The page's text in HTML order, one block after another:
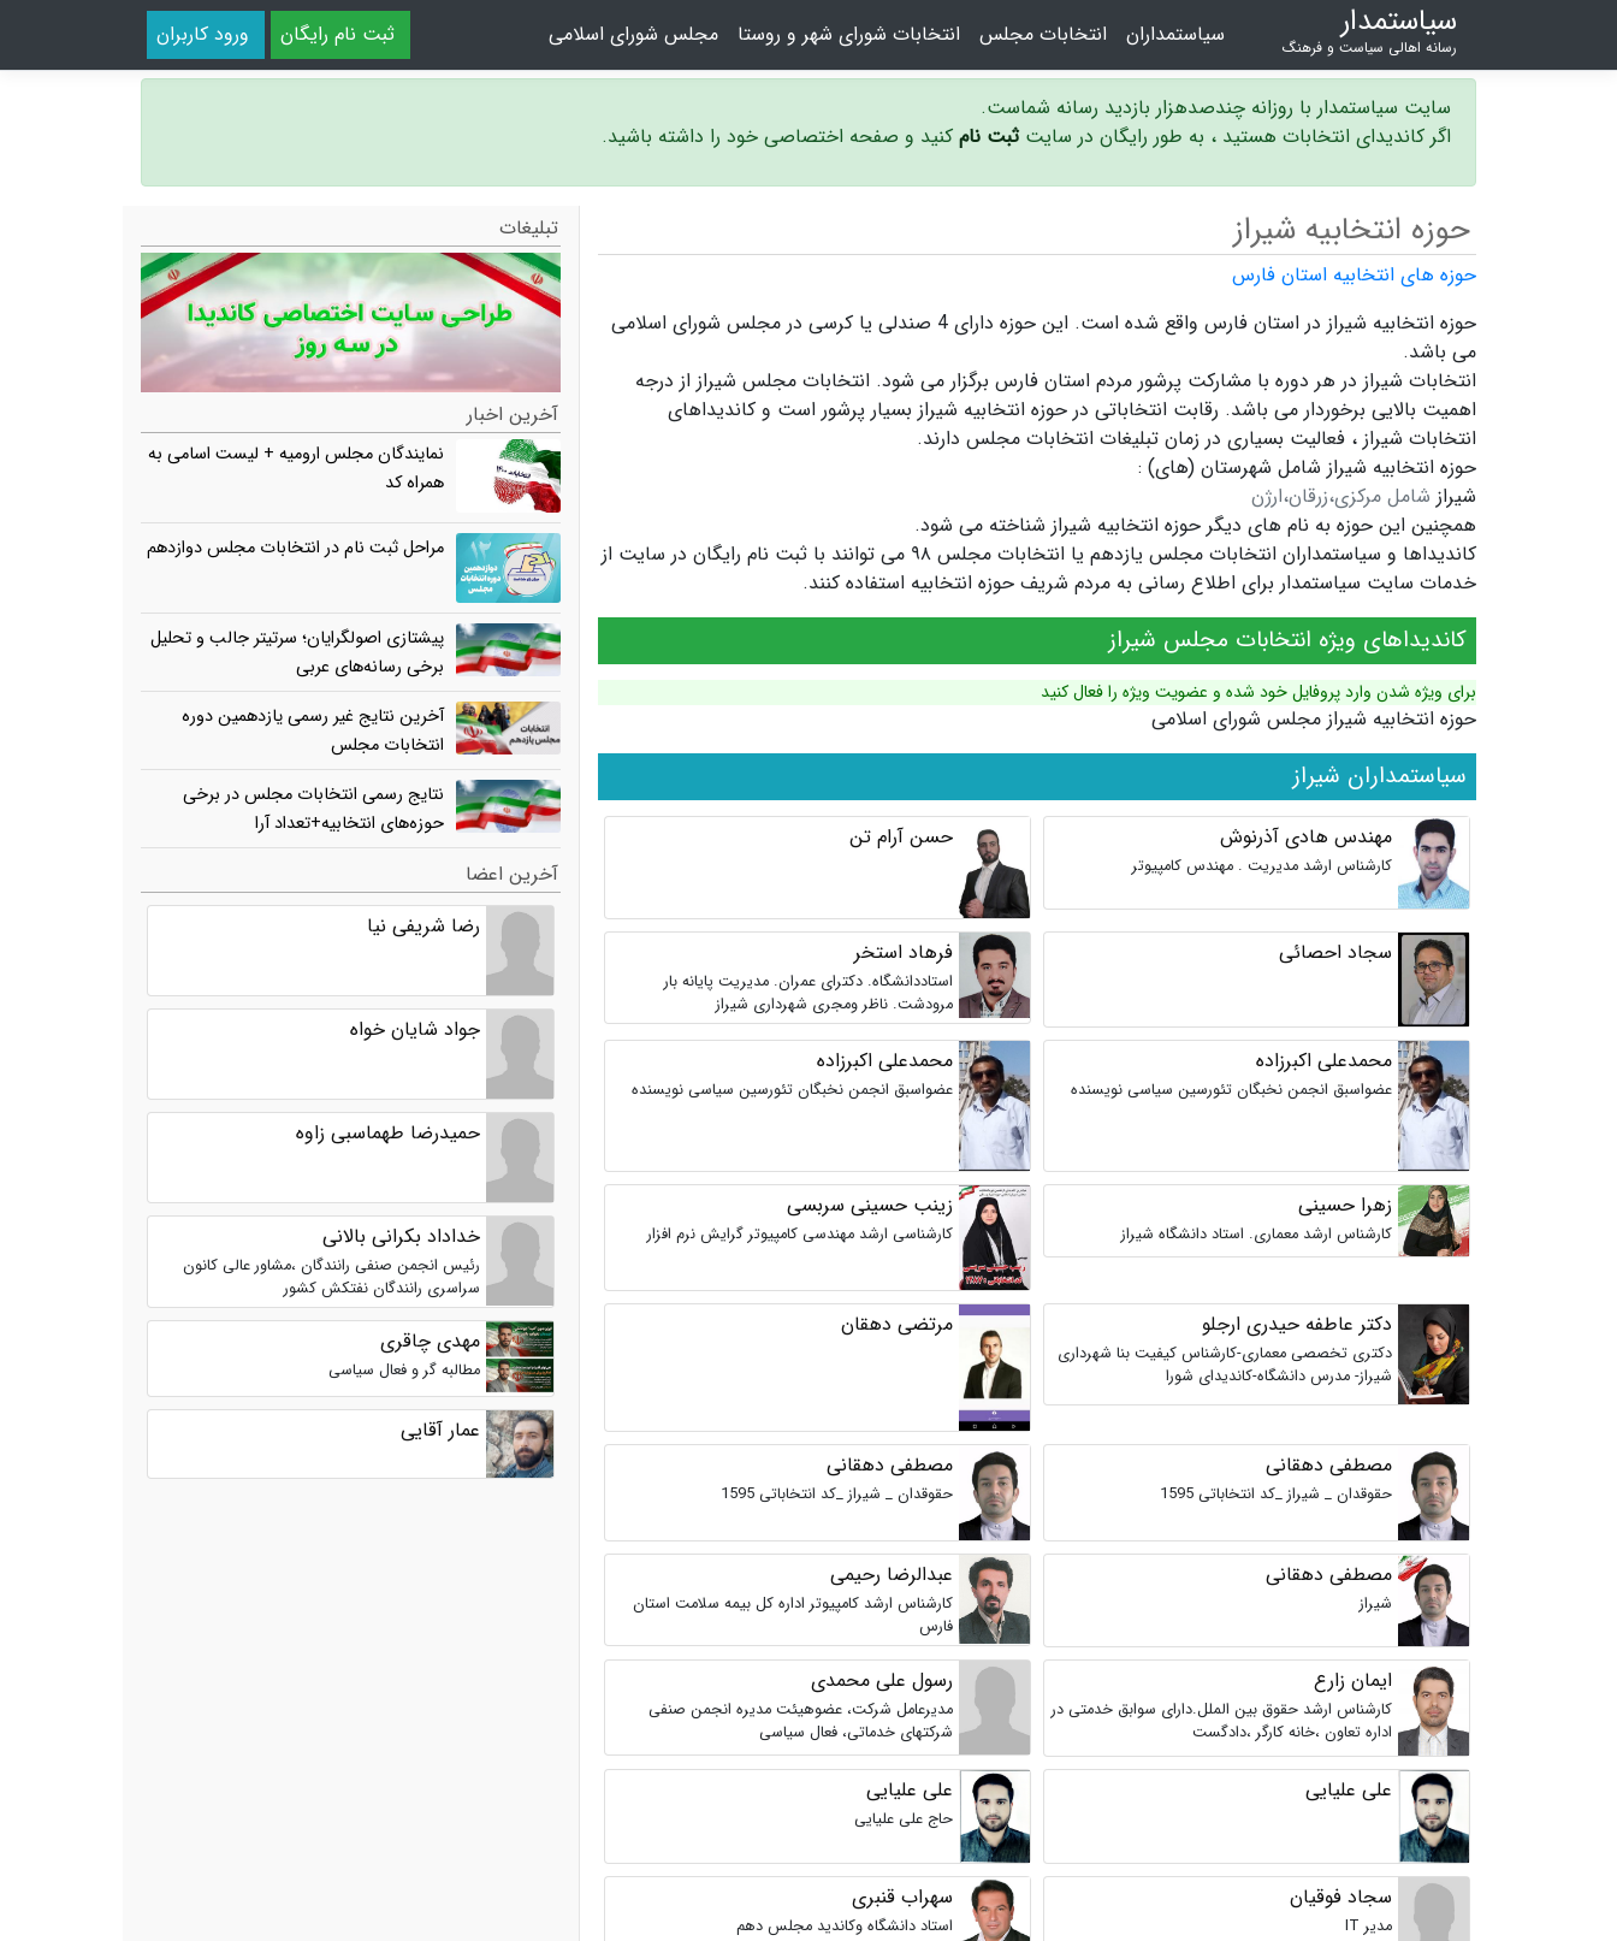
سیاستمدار
رسانه اهالی سیاست و فرهنگ ثبت نام رایگان ورود کاربران سیاستمداران انتخابات مجلس انتخابات شورای شهر و روستا مجلس شورای اسلامی
سایت سیاستمدار با روزانه چندصدهزار بازدید رسانه شماست.
اگر کاندیدای انتخابات هستید ، به طور رایگان در سایت ثبت نام کنید و صفحه اختصاصی خود را داشته باشید.
حوزه انتخابیه شیراز
حوزه های انتخابیه استان فارس
حوزه انتخابیه شیراز در استان فارس واقع شده است. این حوزه دارای 4 صندلی یا کرسی در مجلس شورای اسلامی
می باشد.
انتخابات شیراز در هر دوره با مشارکت پرشور مردم استان فارس برگزار می شود. انتخابات مجلس شیراز از درجه
اهمیت بالایی برخوردار می باشد. رقابت انتخاباتی در حوزه انتخابیه شیراز بسیار پرشور است و کاندیداهای
انتخابات شیراز ، فعالیت بسیاری در زمان تبلیغات انتخابات مجلس دارند.
حوزه انتخابیه شیراز شامل شهرستان (های) :
شیراز شامل مرکزی،زرقان،ارژن
همچنین این حوزه به نام های دیگر حوزه انتخابیه شیراز شناخته می شود.
کاندیداها و سیاستمداران انتخابات مجلس یازدهم یا انتخابات مجلس ۹۸ می توانند با ثبت نام رایگان در سایت از
خدمات سایت سیاستمدار برای اطلاع رسانی به مردم شریف حوزه انتخابیه استفاده کنند.
کاندیداهای ویژه انتخابات مجلس شیراز
برای ویژه شدن وارد پروفایل خود شده و عضویت ویژه را فعال کنید
حوزه انتخابیه شیراز مجلس شورای اسلامی
سیاستمداران شیراز
مهندس هادی آذرنوش
کارشناس ارشد مدیریت . مهندس کامپیوتر
حسن آرام تن
سجاد احصائی فرهاد استخر
استاددانشگاه. دکترای عمران. مدیریت پایانه بار
مرودشت. ناظر ومجری شهرداری شیراز
محمدعلی اکبرزاده
عضواسبق انجمن نخبگان تئورسین سیاسی نویسنده
محمدعلی اکبرزاده
عضواسبق انجمن نخبگان تئورسین سیاسی نویسنده
زهرا حسینی
کارشناس ارشد معماری. استاد دانشگاه شیراز
زینب حسینی سربسی
کارشناسی ارشد مهندسی کامپیوتر گرایش نرم افزار
دکتر عاطفه حیدری ارجلو
دکتری تخصصی معماری-کارشناس کیفیت بنا شهرداری
شیراز- مدرس دانشگاه-کاندیدای شورا
مرتضی دهقان
مصطفی دهقانی
حقوقدان _ شیراز _کد انتخاباتی 1595
مصطفی دهقانی
حقوقدان _ شیراز _کد انتخاباتی 1595
مصطفی دهقانی
شیراز
عبدالرضا رحیمی
کارشناس ارشد کامپیوتر اداره کل بیمه سلامت استان
فارس
ایمان زارع
کارشناس ارشد حقوق بین الملل.دارای سوابق خدمتی در
اداره تعاون ،خانه کارگر ،دادگست
رسول علی محمدی
مدیرعامل شرکت، عضوهیئت مدیره انجمن صنفی
شرکتهای خدماتی، فعال سیاسی
علی علیایی علی علیایی
حاج علی علیایی
سجاد فوقیان
مدیر IT
سهراب قنبری
استاد دانشگاه وکاندید مجلس دهم
تبلیغات
آخرین اخبار
نمایندگان مجلس ارومیه + لیست اسامی به
همراه کد
مراحل ثبت نام در انتخابات مجلس دوازدهم
پیشتازی اصولگرایان؛ سرتیتر جالب و تحلیل
برخی رسانه‌های عربی
آخرین نتایج غیر رسمی یازدهمین دوره
انتخابات مجلس
نتایج رسمی انتخابات مجلس در برخی
حوزه‌های انتخابیه+تعداد آرا
آخرین اعضا
رضا شریفی نیا
جواد شایان خواه
حمیدرضا طهماسبی زاوه
خداداد بکرانی بالانی
رئیس انجمن صنفی رانندگان ،مشاور عالی کانون
سراسری رانندگان نفتکش کشور
مهدی چاقری
مطالبه گر و فعال سیاسی
عمار آقایی